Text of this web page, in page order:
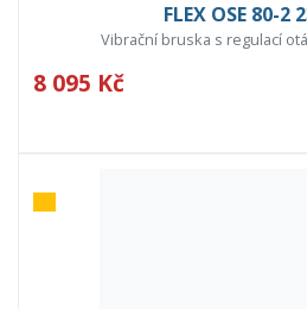
FLEX OSE 80-2
Vibrační bruska s regulací
8 095 Kč